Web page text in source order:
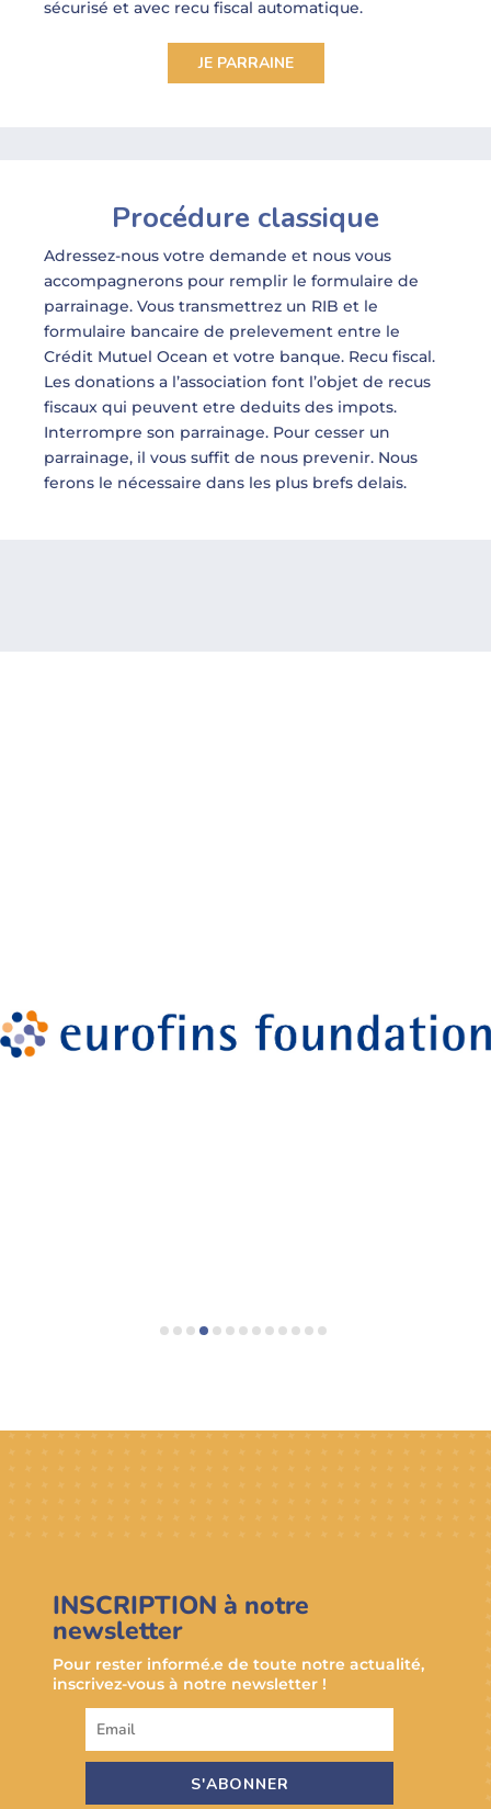
sécurisé et avec recu fiscal automatique.
JE PARRAINE
Procédure classique
Adressez-nous votre demande et nous vous
accompagnerons pour remplir le formulaire de
parrainage. Vous transmettrez un RIB et le
formulaire bancaire de prelevement entre le
Crédit Mutuel Ocean et votre banque. Recu fiscal.
Les donations a l’association font l’objet de recus
fiscaux qui peuvent etre deduits des impots.
Interrompre son parrainage. Pour cesser un
parrainage, il vous suffit de nous prevenir. Nous
ferons le nécessaire dans les plus brefs delais.
INSCRIPTION à notre
newsletter
Pour rester informé.e de toute notre actualité,
inscrivez-vous à notre newsletter !
S'ABONNER